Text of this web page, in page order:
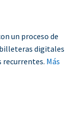
un proceso de
digitales
recurrentes. Más